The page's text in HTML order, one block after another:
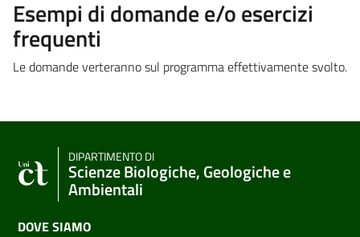
Esempi di domande e/o esercizi
frequenti
Le domande verteranno sul programma effettivamente svolto.
DIPARTIMENTO DI
Scienze Biologiche, Geologiche e
Ambientali
DOVE SIAMO